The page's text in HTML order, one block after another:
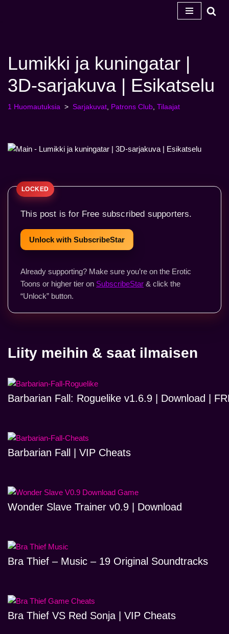
Lumikki ja kuningatar |
3D-sarjakuva | Esikatselu
1 Huomautuksia Sarjakuvat, Patrons Club, Tilaajat
This post is for Free subscribed supporters.
Unlock with SubscribeStar
Already supporting? Make sure you’re on the Erotic
Toons or higher tier on SubscribeStar & click the
“Unlock” button.
Liity meihin & saat ilmaisen
Barbarian Fall: Roguelike v1.6.9 | Download |
Barbarian Fall | VIP Cheats
Wonder Slave Trainer v0.9 | Download
Bra Thief – Music – 19 Original Soundtracks
Bra Thief VS Red Sonja | VIP Cheats